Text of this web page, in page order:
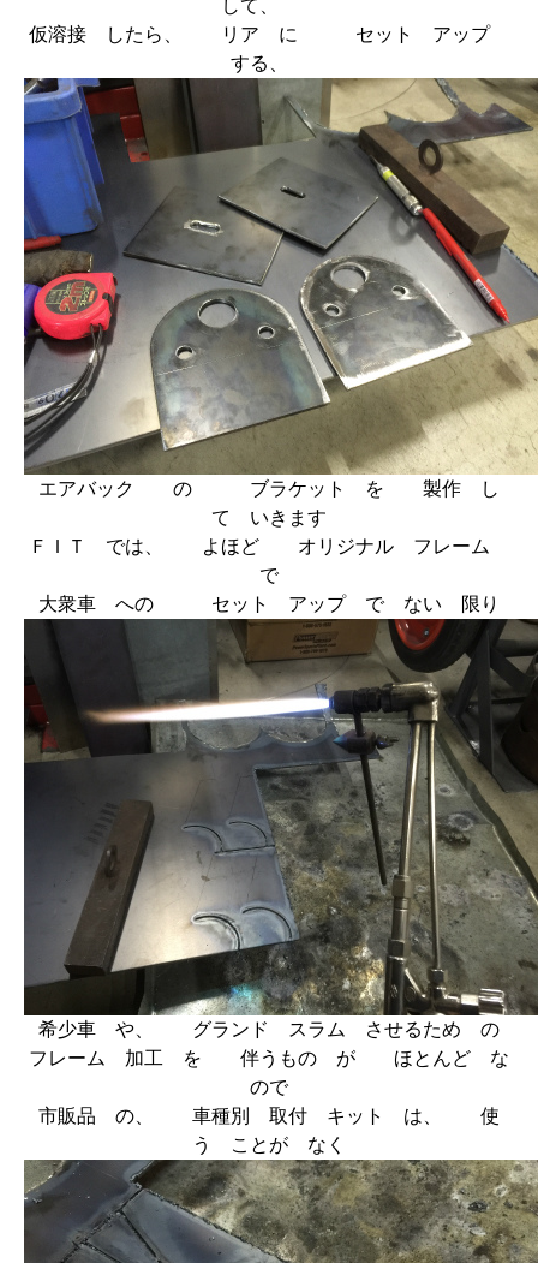
して、
仮溶接 したら、 リア に セット アップ
する、
エアバック の ブラケット を 製作 し
て いきます
ＦＩＴ では、 よほど オリジナル フレーム
で
大衆車 への セット アップ で ない 限り
希少車 や、 グランド スラム させるため の
フレーム 加工 を 伴うもの が ほとんど な
ので
市販品 の、 車種別 取付 キット は、 使
う ことが なく